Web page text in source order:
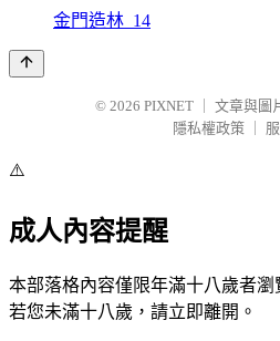
金門造林_14
© 2026 PIXNET
文章與圖
隱私權政策
⚠️
成人內容提醒
本部落格內容僅限年滿十八歲者瀏
若您未滿十八歲，請立即離開。